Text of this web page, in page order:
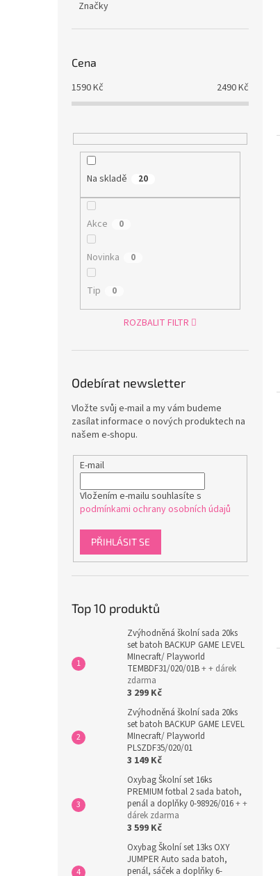
Značky
Cena
1590Kč 2490Kč
Na skladě 20
Akce 0
Novinka 0
Tip 0
ROZBALIT FILTR
Odebírat newsletter
Vložte svůj e-mail a my vám budeme
zasílat informace o nových produktech na
našem e-shopu.
E-mail
Vložením e-mailu souhlasíte s
podmínkami ochrany osobních údajů
PŘIHLÁSIT SE
Top 10 produktů
Zvýhodněná školní sada 20ks
set batoh BACKUP GAME LEVEL
MInecraft/ Playworld
TEMBDF31/020/01B+ + dárek
zdarma
3 299 Kč
Zvýhodněná školní sada 20ks
set batoh BACKUP GAME LEVEL
MInecraft/ Playworld
PLSZDF35/020/01
3 149 Kč
Oxybag Školní set 16ks
PREMIUM fotbal 2 sada batoh,
penál a doplňky 0-98926/016+ +
dárek zdarma
3 599 Kč
Oxybag Školní set 13ks OXY
JUMPER Auto sada batoh,
penál, sáček a doplňky 6-